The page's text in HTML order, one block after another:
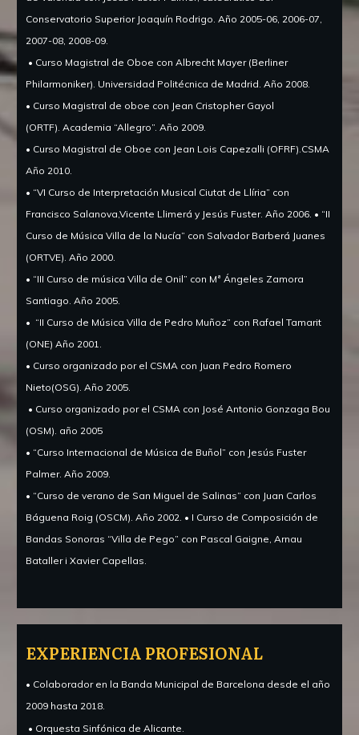
Conservatorio Superior Joaquín Rodrigo. Año 2005-06, 2006-07,
2007-08, 2008-09.
• Curso Magistral de Oboe con Albrecht Mayer (Berliner
Philarmoniker). Universidad Politécnica de Madrid. Año 2008.
• Curso Magistral de oboe con Jean Cristopher Gayol
(ORTF). Academia “Allegro”. Año 2009.
• Curso Magistral de Oboe con Jean Lois Capezalli (OFRF).CSMA
Año 2010.
• “VI Curso de Interpretación Musical Ciutat de Llíria” con
Francisco Salanova,Vicente Llimerá y Jesús Fuster. Año 2006. • “II
Curso de Música Villa de la Nucía” con Salvador Barberá Juanes
(ORTVE). Año 2000.
• “III Curso de música Villa de Onil” con Mª Ángeles Zamora
Santiago. Año 2005.
• “II Curso de Música Villa de Pedro Muñoz” con Rafael Tamarit
(ONE) Año 2001.
• Curso organizado por el CSMA con Juan Pedro Romero
Nieto(OSG). Año 2005.
• Curso organizado por el CSMA con José Antonio Gonzaga Bou
(OSM). año 2005
• “Curso Internacional de Música de Buñol” con Jesús Fuster
Palmer. Año 2009.
• “Curso de verano de San Miguel de Salinas” con Juan Carlos
Báguena Roig (OSCM). Año 2002. • I Curso de Composición de
Bandas Sonoras “Villa de Pego” con Pascal Gaigne, Arnau
Bataller i Xavier Capellas.
EXPERIENCIA PROFESIONAL
• Colaborador en la Banda Municipal de Barcelona desde el año
2009 hasta 2018.
• Orquesta Sinfónica de Alicante.